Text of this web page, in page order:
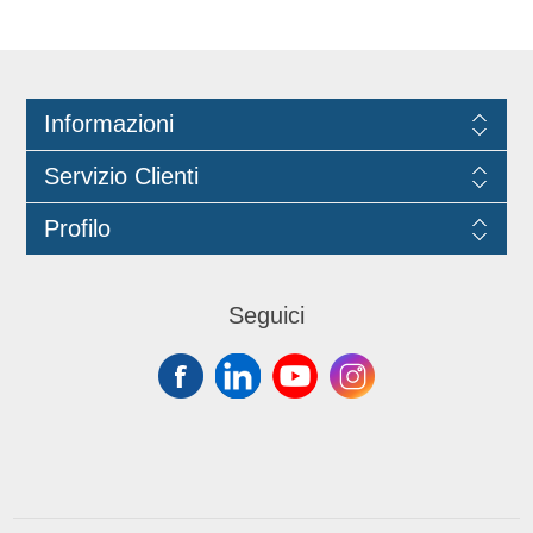
Informazioni
Servizio Clienti
Profilo
Seguici